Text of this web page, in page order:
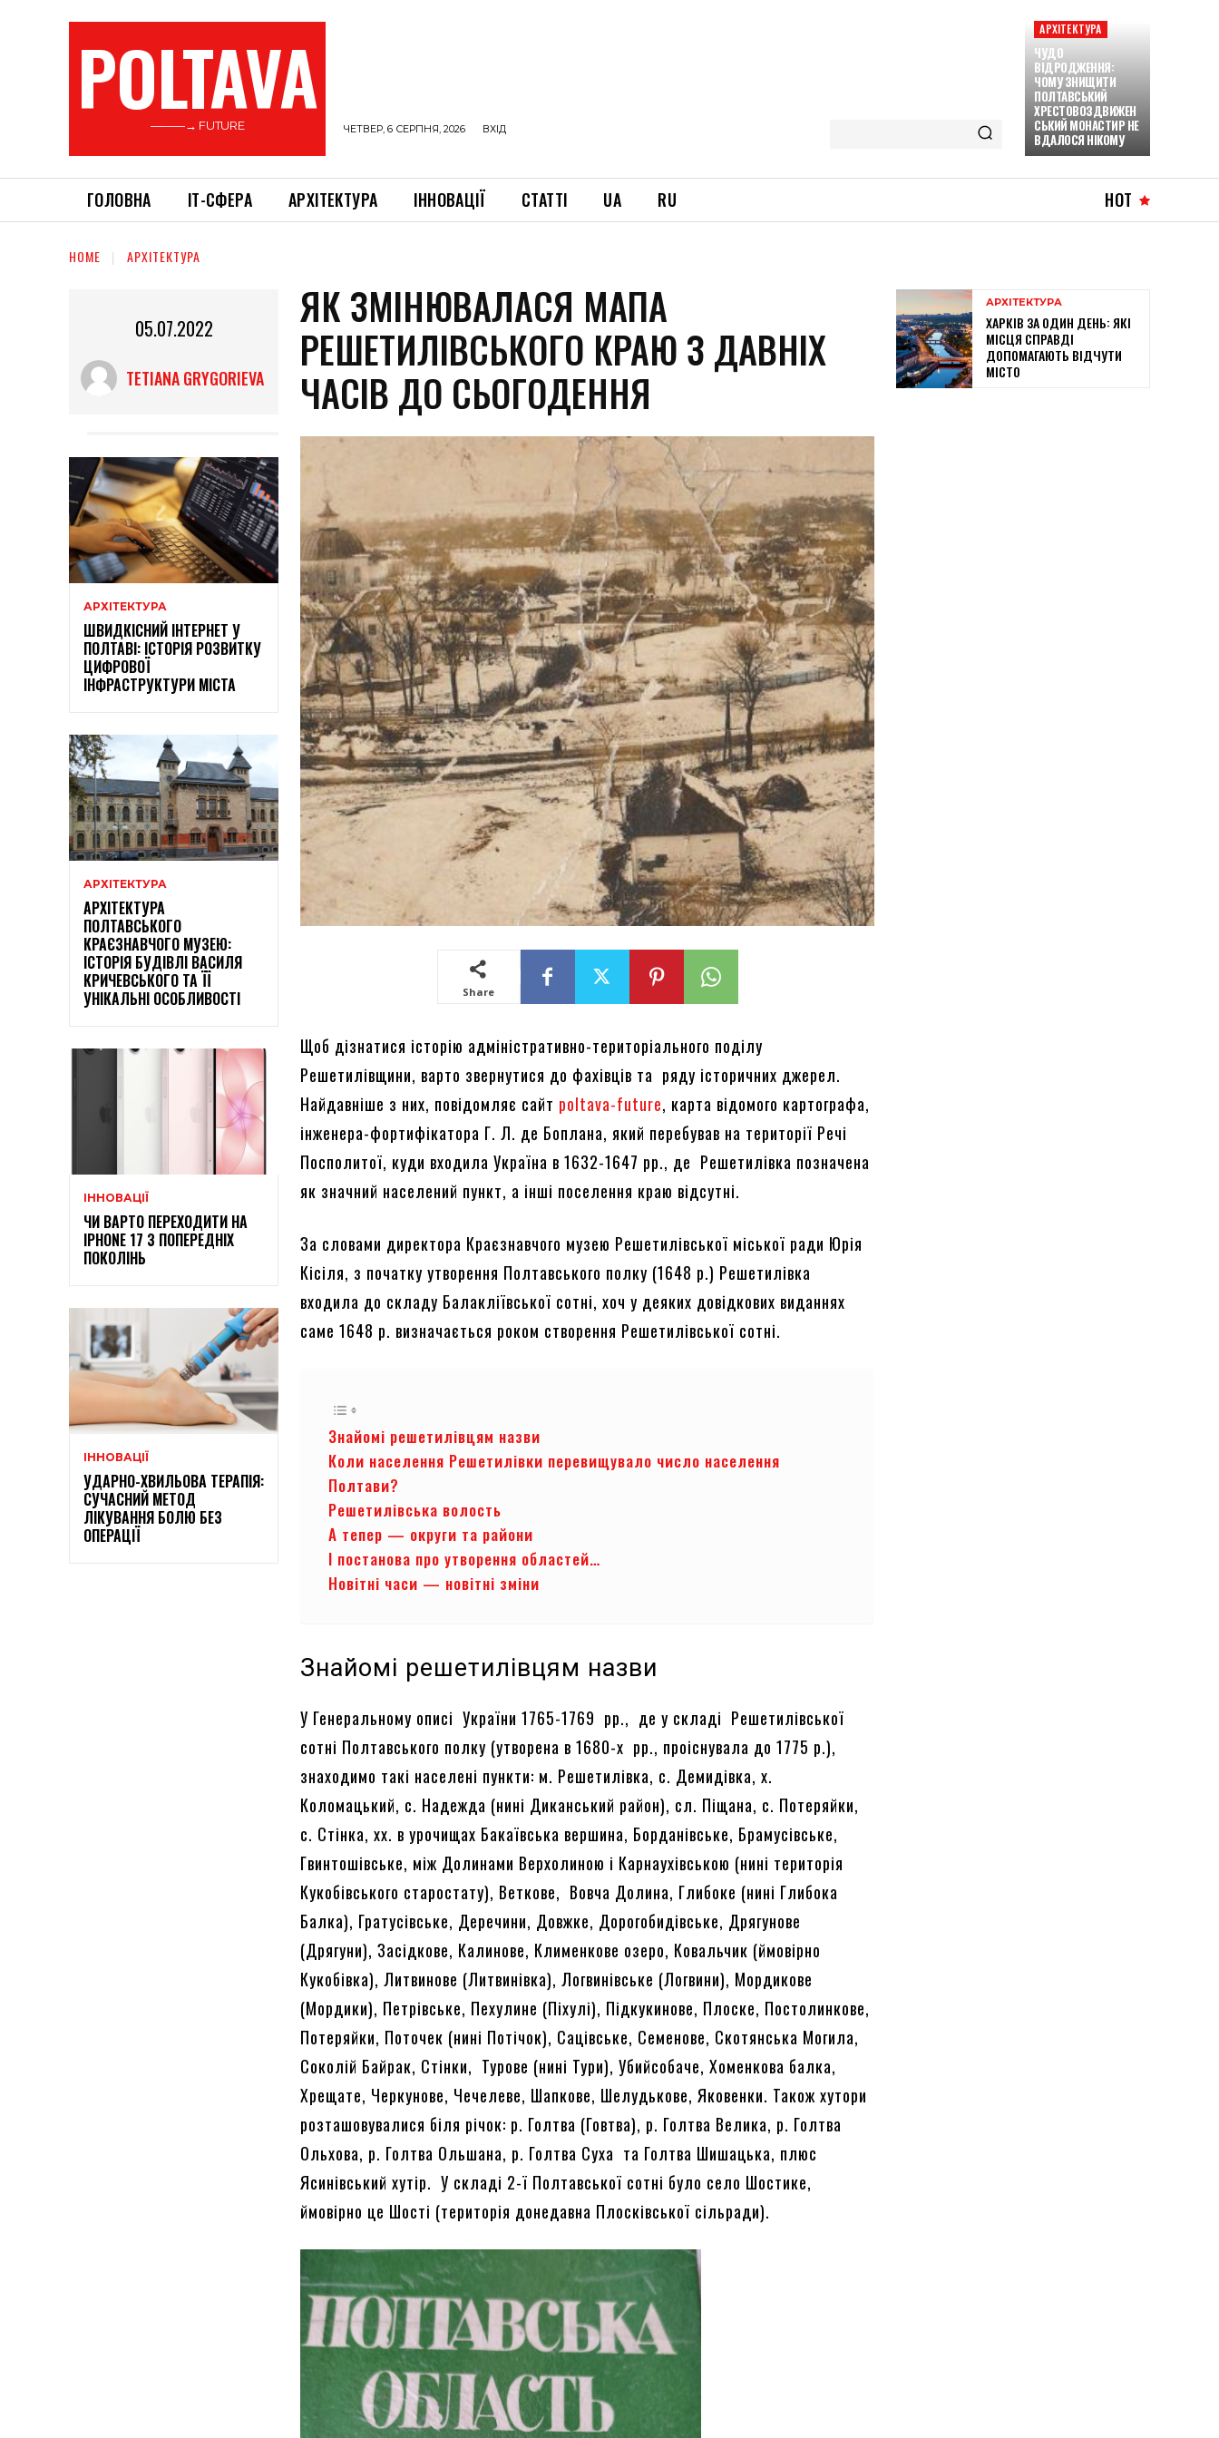
POLTAVA
———→ FUTURE ЧЕТВЕР, 6 СЕРПНЯ, 2026 ВХІД
АРХІТЕКТУРА
ЧУДО
ВІДРОДЖЕННЯ:
ЧОМУ ЗНИЩИТИ
ПОЛТАВСЬКИЙ
ХРЕСТОВОЗДВИЖЕН
СЬКИЙ МОНАСТИР НЕ
ВДАЛОСЯ НІКОМУ
ГОЛОВНА ІТ-СФЕРА АРХІТЕКТУРА ІННОВАЦІЇ СТАТТІ UA RU HOT
HOME АРХІТЕКТУРА
05.07.2022
TETIANA GRYGORIEVA
АРХІТЕКТУРА
ШВИДКІСНИЙ ІНТЕРНЕТ У
ПОЛТАВІ: ІСТОРІЯ РОЗВИТКУ
ЦИФРОВОЇ
ІНФРАСТРУКТУРИ МІСТА
АРХІТЕКТУРА
АРХІТЕКТУРА
ПОЛТАВСЬКОГО
КРАЄЗНАВЧОГО МУЗЕЮ:
ІСТОРІЯ БУДІВЛІ ВАСИЛЯ
КРИЧЕВСЬКОГО ТА ЇЇ
УНІКАЛЬНІ ОСОБЛИВОСТІ
ІННОВАЦІЇ
ЧИ ВАРТО ПЕРЕХОДИТИ НА
IPHONE 17 З ПОПЕРЕДНІХ
ПОКОЛІНЬ
ІННОВАЦІЇ
УДАРНО-ХВИЛЬОВА ТЕРАПІЯ:
СУЧАСНИЙ МЕТОД
ЛІКУВАННЯ БОЛЮ БЕЗ
ОПЕРАЦІЇ
ЯК ЗМІНЮВАЛАСЯ МАПА
РЕШЕТИЛІВСЬКОГО КРАЮ З ДАВНІХ
ЧАСІВ ДО СЬОГОДЕННЯ
Share
Щоб дізнатися історію адміністративно-територіального поділу
Решетилівщини, варто звернутися до фахівців та ряду історичних джерел.
Найдавніше з них, повідомляє сайт poltava-future, карта відомого картографа,
інженера-фортифікатора Г. Л. де Боплана, який перебував на території Речі
Посполитої, куди входила Україна в 1632-1647 рр., де Решетилівка позначена
як значний населений пункт, а інші поселення краю відсутні.
За словами директора Краєзнавчого музею Решетилівської міської ради Юрія
Кісіля, з початку утворення Полтавського полку (1648 р.) Решетилівка
входила до складу Балакліївської сотні, хоч у деяких довідкових виданнях
саме 1648 р. визначається роком створення Решетилівської сотні.
Знайомі решетилівцям назви
Коли населення Решетилівки перевищувало число населення
Полтави?
Решетилівська волость
А тепер — округи та райони
І постанова про утворення областей…
Новітні часи — новітні зміни
Знайомі решетилівцям назви
У Генеральному описі України 1765-1769 рр., де у складі Решетилівської
сотні Полтавського полку (утворена в 1680-х рр., проіснувала до 1775 р.),
знаходимо такі населені пункти: м. Решетилівка, с. Демидівка, х.
Коломацький, с. Надежда (нині Диканський район), сл. Піщана, с. Потеряйки,
с. Стінка, хх. в урочищах Бакаївська вершина, Борданівське, Брамусівське,
Гвинтошівське, між Долинами Верхолиною і Карнаухівською (нині територія
Кукобівського старостату), Веткове, Вовча Долина, Глибоке (нині Глибока
Балка), Гратусівське, Деречини, Довжке, Дорогобидівське, Дрягунове
(Дрягуни), Засідкове, Калинове, Клименкове озеро, Ковальчик (ймовірно
Кукобівка), Литвинове (Литвинівка), Логвинівське (Логвини), Мордикове
(Мордики), Петрівське, Пехулине (Піхулі), Підкукинове, Плоске, Постолинкове,
Потеряйки, Поточек (нині Потічок), Сацівське, Семенове, Скотянська Могила,
Соколій Байрак, Стінки, Турове (нині Тури), Убийсобаче, Хоменкова балка,
Хрещате, Черкунове, Чечелеве, Шапкове, Шелудькове, Яковенки. Також хутори
розташовувалися біля річок: р. Голтва (Говтва), р. Голтва Велика, р. Голтва
Ольхова, р. Голтва Ольшана, р. Голтва Суха та Голтва Шишацька, плюс
Ясинівський хутір. У складі 2-ї Полтавської сотні було село Шостике,
ймовірно це Шості (територія донедавна Плосківської сільради).
АРХІТЕКТУРА
ХАРКІВ ЗА ОДИН ДЕНЬ: ЯКІ
МІСЦЯ СПРАВДІ
ДОПОМАГАЮТЬ ВІДЧУТИ
МІСТО